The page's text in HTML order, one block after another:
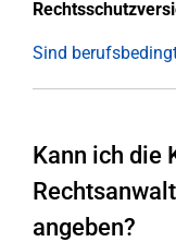
Sind
Kann ich die
angeben?